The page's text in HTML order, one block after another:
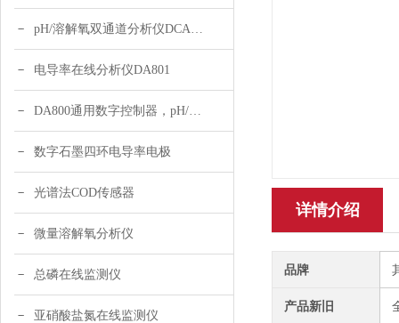
pH/溶解氧双通道分析仪DCA120
电导率在线分析仪DA801
DA800通用数字控制器，pH/DO/ORP多参数
数字石墨四环电导率电极
光谱法COD传感器
微量溶解氧分析仪
总磷在线监测仪
亚硝酸盐氮在线监测仪
详情介绍
品牌
产品新旧